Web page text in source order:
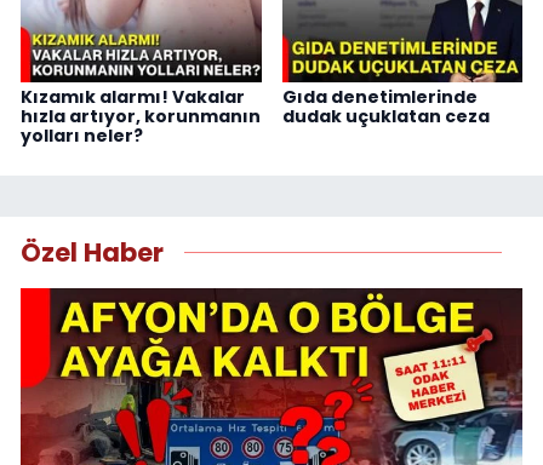
Kızamık alarmı! Vakalar
hızla artıyor, korunmanın
yolları neler?
Gıda denetimlerinde
dudak uçuklatan ceza
Özel Haber